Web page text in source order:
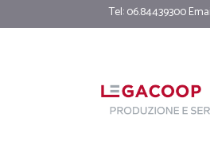
Tel: 06.84439300